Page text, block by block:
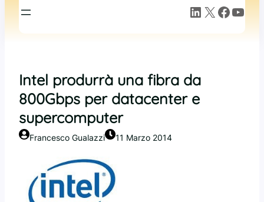
LinkedIn X Facebook YouTube
Intel produrrà una fibra da
800Gbps per datacenter e
supercomputer
Francesco Gualazzi 11 Marzo 2014